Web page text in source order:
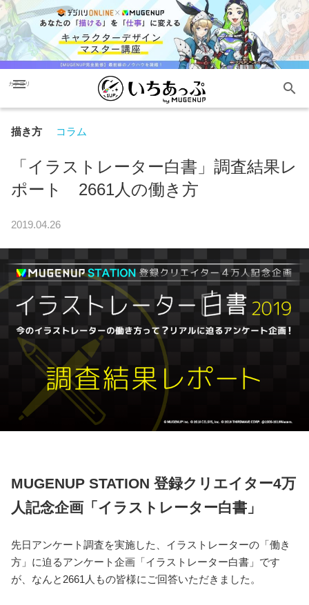
menu
カテゴリ search
描き方 コラム
「イラストレーター白書」調査結果レ
ポート 2661人の働き方
2019.04.26
MUGENUP STATION 登録クリエイター4万
人記念企画「イラストレーター白書」
先日アンケート調査を実施した、イラストレーターの「働き
方」に迫るアンケート企画「イラストレーター白書」です
が、なんと2661人もの皆様にご回答いただきました。